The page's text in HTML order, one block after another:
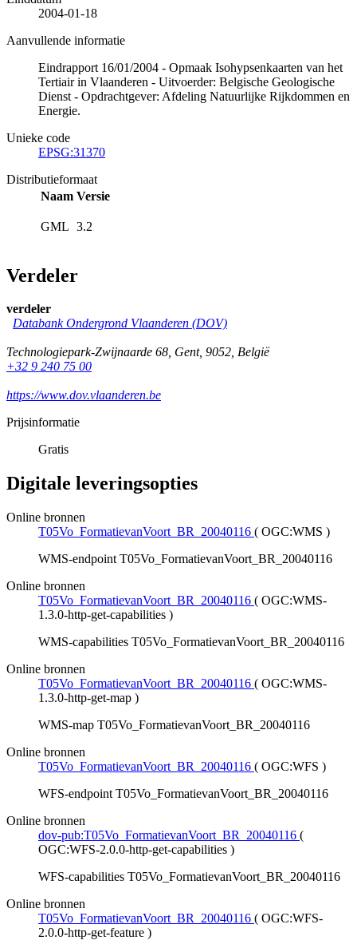
2004-01-18
Aanvullende informatie
Eindrapport 16/01/2004 - Opmaak Isohypsenkaarten van het
Tertiair in Vlaanderen - Uitvoerder: Belgische Geologische
Dienst - Opdrachtgever: Afdeling Natuurlijke Rijkdommen en
Energie.
Unieke code
EPSG:31370
Distributieformaat
Naam Versie
GML 3.2
Verdeler
verdeler
Databank Ondergrond Vlaanderen (DOV)
Technologiepark-Zwijnaarde 68, Gent, 9052, België
+32 9 240 75 00
https://www.dov.vlaanderen.be
Prijsinformatie
Gratis
Digitale leveringsopties
Online bronnen
T05Vo_FormatievanVoort_BR_20040116 ( OGC:WMS )
WMS-endpoint T05Vo_FormatievanVoort_BR_20040116
Online bronnen
T05Vo_FormatievanVoort_BR_20040116 ( OGC:WMS-
1.3.0-http-get-capabilities )
WMS-capabilities T05Vo_FormatievanVoort_BR_20040116
Online bronnen
T05Vo_FormatievanVoort_BR_20040116 ( OGC:WMS-
1.3.0-http-get-map )
WMS-map T05Vo_FormatievanVoort_BR_20040116
Online bronnen
T05Vo_FormatievanVoort_BR_20040116 ( OGC:WFS )
WFS-endpoint T05Vo_FormatievanVoort_BR_20040116
Online bronnen
dov-pub:T05Vo_FormatievanVoort_BR_20040116 (
OGC:WFS-2.0.0-http-get-capabilities )
WFS-capabilities T05Vo_FormatievanVoort_BR_20040116
Online bronnen
T05Vo_FormatievanVoort_BR_20040116 ( OGC:WFS-
2.0.0-http-get-feature )